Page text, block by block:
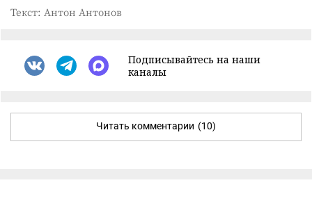
Текст: Антон Антонов
Подписывайтесь на наши
каналы
Читать комментарии (10)